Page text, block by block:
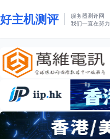
好主机测评
服务器测评网
我们一直在努力